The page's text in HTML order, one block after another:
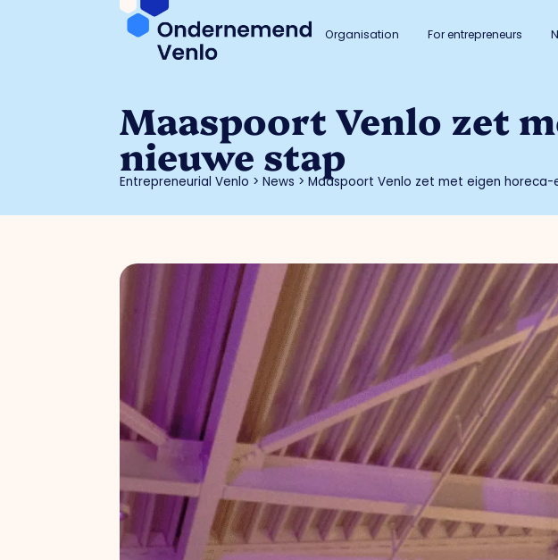
Organisation For entrepreneurs
Maaspoort Venlo zet
nieuwe stap
Entrepreneurial Venlo >News >Maaspoort Venlo zet met eigen